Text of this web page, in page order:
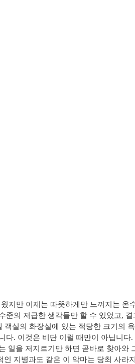
만 이제는 따뜻하게만 느껴지는
의 저급한 생각들만 할 수 있었고,
실의 화장실에 있는 적당한 크기의
. 이것은 비단 이럴 때만이 아닙니
을 저지르기만 하면 곧바로 찾아와
지병과도 같은 이 악마는 당최 사